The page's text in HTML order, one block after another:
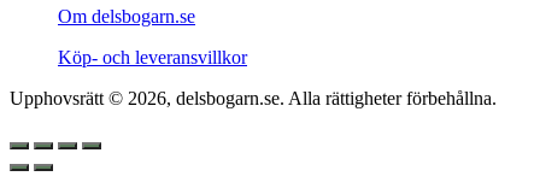
Om delsbogarn.se
Köp- och leveransvillkor
Upphovsrätt © 2026, delsbogarn.se. Alla rättigheter förbehållna.